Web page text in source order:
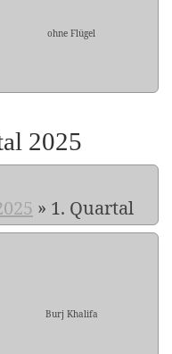
ohne Flügel
2025
» 1. Quartal
Burj Khalifa